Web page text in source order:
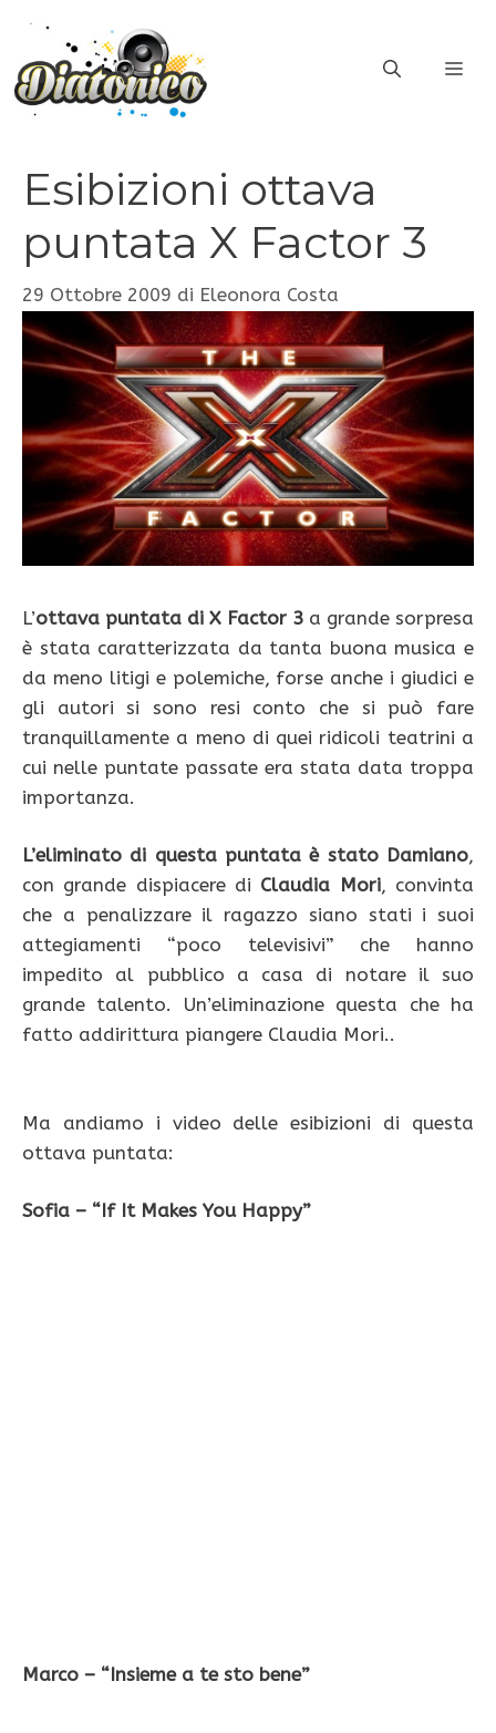
contenuto
Esibizioni ottava
puntata X Factor 3
29 Ottobre 2009 di Eleonora Costa
L’ottava puntata di X Factor 3a grande sorpresa
è stata caratterizzata da tanta buona musica e
da meno litigi e polemiche, forse anche i giudici e
gli autori si sono resi conto che si può fare
tranquillamente a meno di quei ridicoli teatrini a
cui nelle puntate passate era stata data troppa
importanza.
L’eliminato di questa puntata è stato Damiano,
con grande dispiacere di Claudia Mori, convinta
che a penalizzare il ragazzo siano stati i suoi
attegiamenti “poco televisivi” che hanno
impedito al pubblico a casa di notare il suo
grande talento. Un’eliminazione questa che ha
fatto addirittura piangere Claudia Mori..
Ma andiamo i video delle esibizioni di questa
ottava puntata:
Sofia – “If It Makes You Happy”
Marco – “Insieme a te sto bene”